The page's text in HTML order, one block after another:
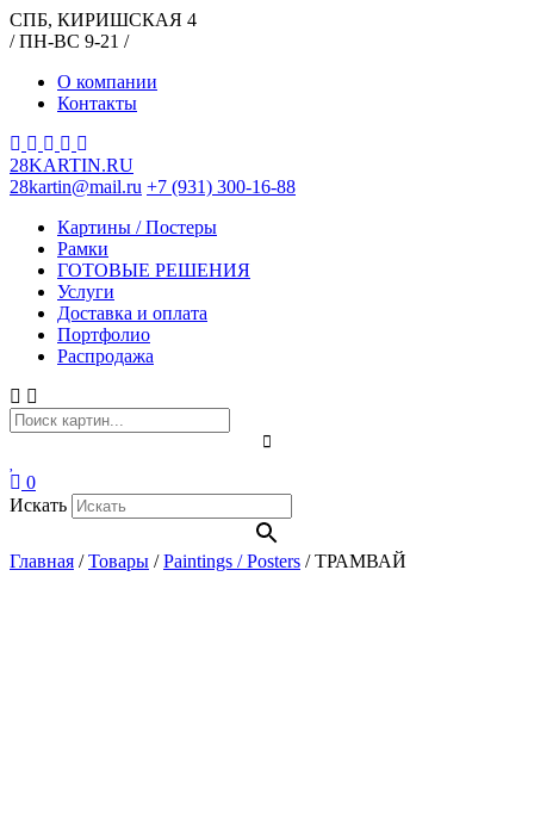
СПБ, КИРИШСКАЯ 4
/ ПН-ВС 9-21 /
О компании
Контакты
28KARTIN.RU
28kartin@mail.ru +7 (931) 300-16-88
Картины / Постеры
Рамки
ГОТОВЫЕ РЕШЕНИЯ
Услуги
Доставка и оплата
Портфолио
Распродажа
0
Искать
Главная /Товары /Paintings / Posters /ТРАМВАЙ